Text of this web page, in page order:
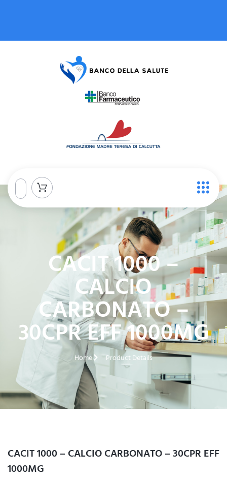
CACIT 1000 –
CALCIO
CARBONATO –
30CPR EFF 1000MG
Home Product Details
CACIT 1000 – CALCIO CARBONATO – 30CPR EFF
1000MG